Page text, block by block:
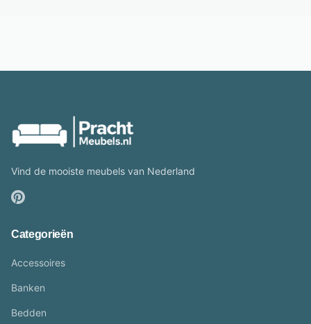
Vind de mooiste meubels van Nederland
Categorieën
Accessoires
Banken
Bedden